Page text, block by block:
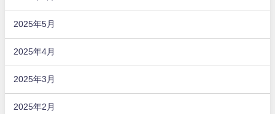
2025年5月
2025年4月
2025年3月
2025年2月